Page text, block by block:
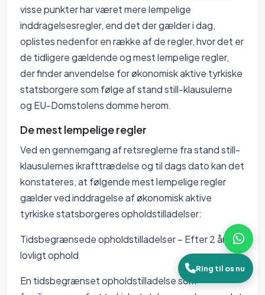
visse punkter har været mere lempelige
inddragelsesregler, end det der gælder i dag,
oplistes nedenfor en række af de regler, hvor det er
de tidligere gældende og mest lempelige regler,
der finder anvendelse for økonomisk aktive tyrkiske
statsborgere som følge af stand still-klausulerne
og EU-Domstolens domme herom.
De mest lempelige regler
Ved en gennemgang af retsreglerne fra stand still-
klausulernes ikrafttrædelse og til dags dato kan det
konstateres, at følgende mest lempelige regler
gælder ved inddragelse af økonomisk aktive
tyrkiske statsborgeres opholdstilladelser:
Tidsbegrænsede opholdstilladelser – Efter 2 års
lovligt ophold
En tidsbegrænset opholdstilladelse som
Ring til os nu